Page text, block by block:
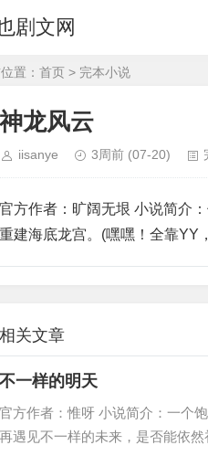
剧文网
置： 首页 > 完本小说
神龙风云
iisanye 3周前 (07-20)
官方作者：旷阔无垠 小说简介
重建海底龙宫。(嘿嘿！全靠YY
相关文章
不一样的明天
官方作者：惟呀 小说简介：一个
再遇见不一样的未来，是否能依